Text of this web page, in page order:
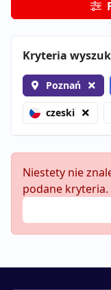
Kryteria
Poznań
czeski
Niestety nie
podane kryteria.